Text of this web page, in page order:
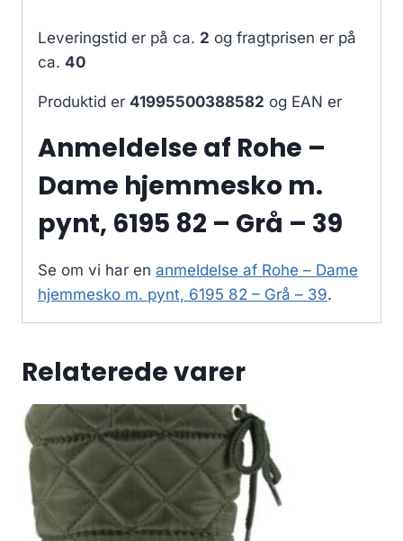
Leveringstid er på ca. 2 og fragtprisen er på
ca. 40
Produktid er 41995500388582 og EAN er
Anmeldelse af Rohe –
Dame hjemmesko m.
pynt, 6195 82 – Grå – 39
Se om vi har en anmeldelse af Rohe – Dame
hjemmesko m. pynt, 6195 82 – Grå – 39.
Relaterede varer